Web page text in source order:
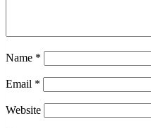
Name *
Email *
Website